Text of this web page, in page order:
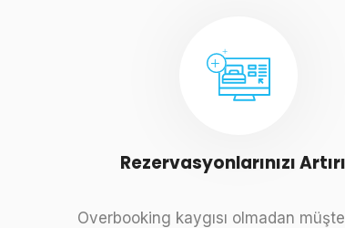
Rezervasyonlarınızı
Overbooking kaygısı olmadan